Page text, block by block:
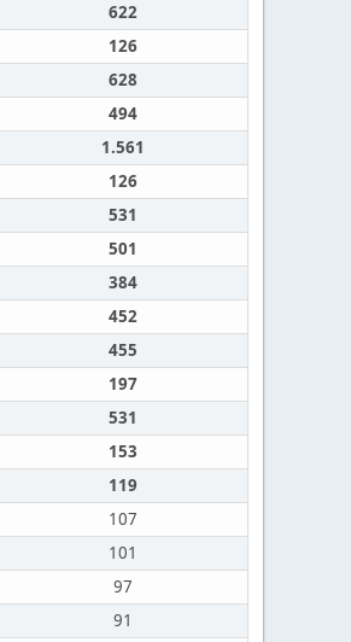
622
126
628
494
1.561
126
531
501
384
452
455
197
531
153
119
107
101
97
91